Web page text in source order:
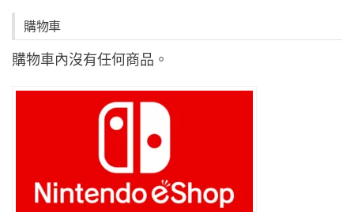
購物車
購物車內沒有任何商品。